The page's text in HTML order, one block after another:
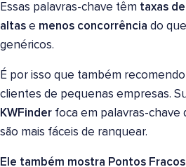
Essas palavras-chave têm taxas
altas e menos concorrência do
genéricos.
É por isso que também recomendo
clientes de pequenas empresas.
KWFinder foca em palavras-chave
são mais fáceis de ranquear.
Ele também mostra Pontos Fracos